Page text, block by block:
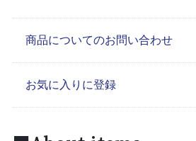
商品についてのお問い合わせ
お気に入りに登録